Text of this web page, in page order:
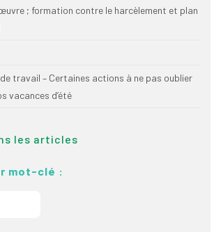
; formation contre le harcèlement et plan
travail – Certaines actions à ne pas oublier
vacances d’été
les articles
mot-clé :